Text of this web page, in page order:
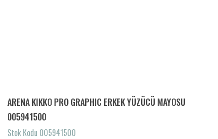
ARENA KIKKO PRO GRAPHIC ERKEK YÜZÜCÜ MAYOSU
005941500
Stok Kodu 005941500